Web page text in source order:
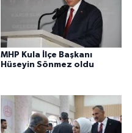
MHP Kula İlçe Başkanı
Hüseyin Sönmez oldu